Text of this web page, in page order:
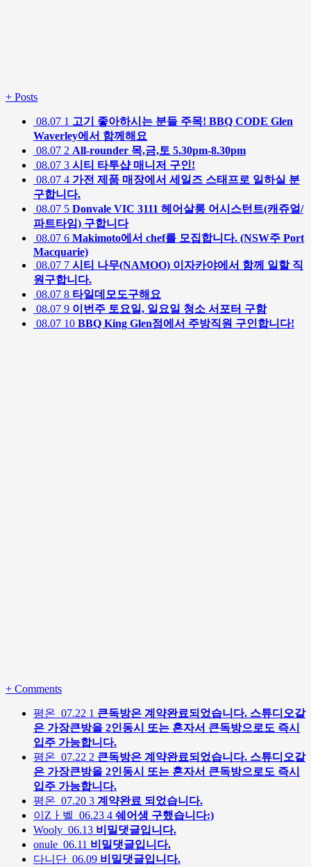
+ Posts
08.07 1 고기 좋아하시는 분들 주목! BBQ CODE Glen
Waverley에서 함께해요
08.07 2 All-rounder 목,금,토 5.30pm-8.30pm
08.07 3 시티 타투샵 매니저 구인!
08.07 4 가전 제품 매장에서 세일즈 스태프로 일하실 분
구합니다.
08.07 5 Donvale VIC 3111 헤어살롱 어시스턴트(캐쥬얼/
파트타임) 구합니다
08.07 6 Makimoto에서 chef를 모집합니다. (NSW주 Port
Macquarie)
08.07 7 시티 나무(NAMOO) 이자카야에서 함께 일할 직
원구합니다.
08.07 8 타일데모도구해요
08.07 9 이번주 토요일, 일요일 청소 서포터 구함
08.07 10 BBQ King Glen점에서 주방직원 구인합니다!
+ Comments
평온 07.22 1 큰독방은 계약완료되었습니다. 스튜디오같
은 가장큰방을 2인동시 또는 혼자서 큰독방으로도 즉시
입주 가능합니다.
평온 07.22 2 큰독방은 계약완료되었습니다. 스튜디오같
은 가장큰방을 2인동시 또는 혼자서 큰독방으로도 즉시
입주 가능합니다.
평온 07.20 3 계약완료 되었습니다.
이Zㅏ벨 06.23 4 쉐어생 구했습니다:)
Wooly 06.13 비밀댓글입니다.
onule 06.11 비밀댓글입니다.
다니단 06.09 비밀댓글입니다.